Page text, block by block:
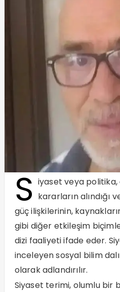
S iyaset veya
kararların alındığı
güç ilişkilerinin,
gibi diğer etkileşim
dizi faaliyeti ifade eder.
inceleyen sosyal bilim
olarak adlandırılır.
Siyaset terimi, olumlu bir